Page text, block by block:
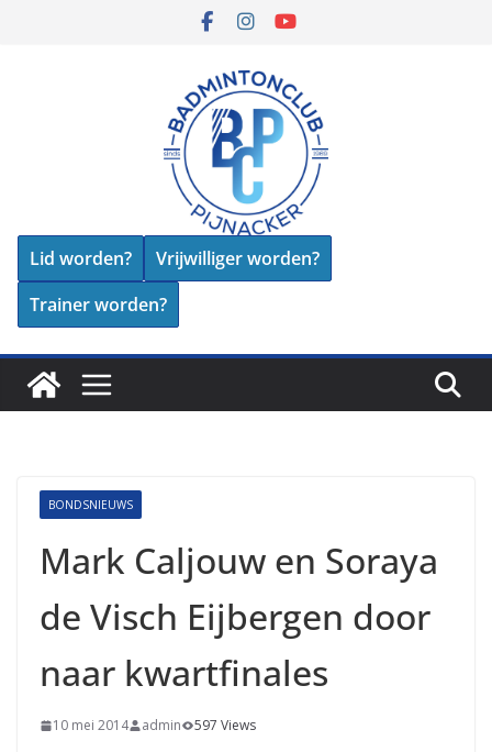
Lid worden?
Vrijwilliger worden?
Trainer worden?
BONDSNIEUWS
Mark Caljouw en Soraya
de Visch Eijbergen door
naar kwartfinales
10 mei 2014 admin 597 Views